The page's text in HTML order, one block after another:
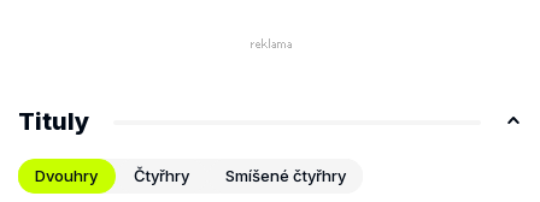
Tituly
Dvouhry Čtyřhry Smíšené čtyřhry